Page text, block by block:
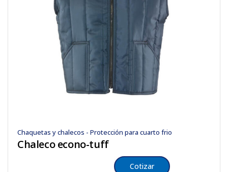
Chaquetas y chalecos - Protección para cuarto frio
Chaleco econo-tuff
Cotizar